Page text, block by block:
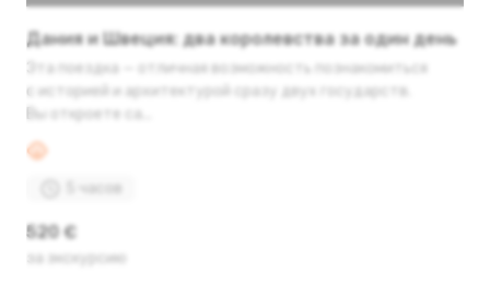
Дания и Швеция: два королевства за один день
Эта поездка — отличная возможность познакомиться
с историей и архитектурой сразу двух государств.
Вы откроете са...
5 часов
520 €
за экскурсию